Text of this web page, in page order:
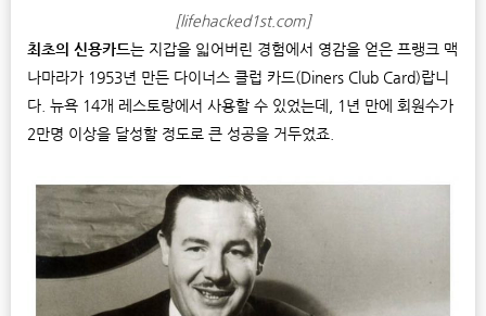
[lifehacked1st.com]
최초의 신용카드는 지갑을 읿어버린 경험에서 영감을 얻은 프랭크 맥
나마라가 1953년 만든 다이너스 클럽 카드(Diners Club Card)랍니
다. 뉴욕 14개 레스토랑에서 사용할 수 있었는데, 1년 만에 회원수가
2만명 이상을 달성할 정도로 큰 성공을 거두었죠.